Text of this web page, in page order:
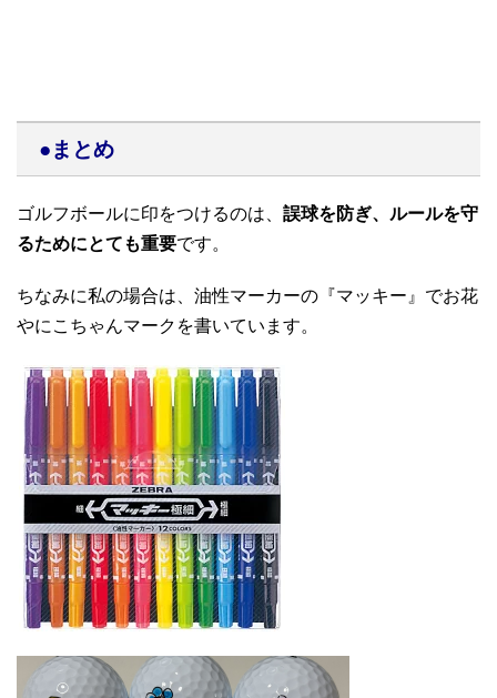
●まとめ
ゴルフボールに印をつけるのは、 誤球を防ぎ、ルールを守
るためにとても重要です。
ちなみに私の場合は、油性マーカーの『マッキー』でお花
やにこちゃんマークを書いています。